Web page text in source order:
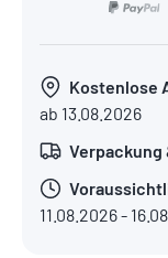
Kostenlose
ab 13.08.2026
Verpackung
11.08.2026 -